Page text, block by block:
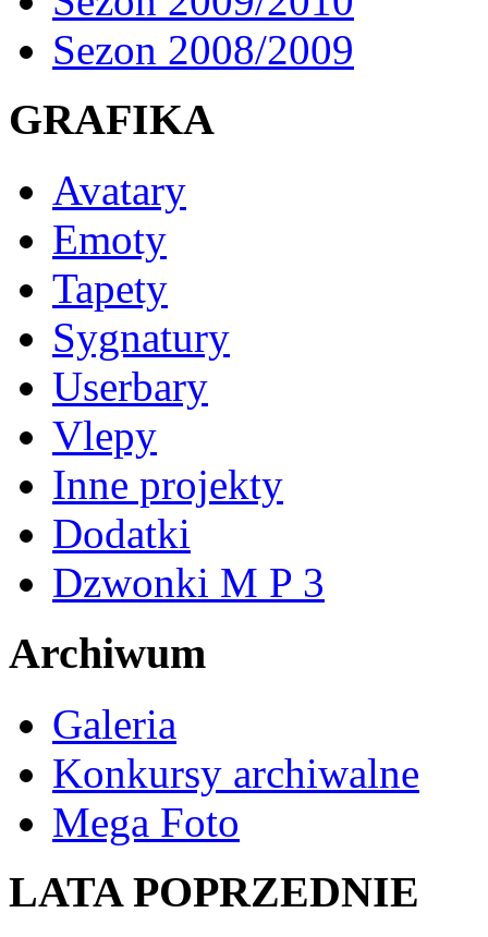
Sezon 2008/2009
GRAFIKA
Avatary
Emoty
Tapety
Sygnatury
Userbary
Vlepy
Inne projekty
Dodatki
Dzwonki M P 3
Archiwum
Galeria
Konkursy archiwalne
Mega Foto
LATA POPRZEDNIE